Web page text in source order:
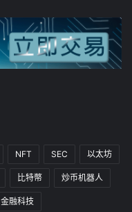
NFT SEC 以太坊
比特幣 炒币机器人
金融科技